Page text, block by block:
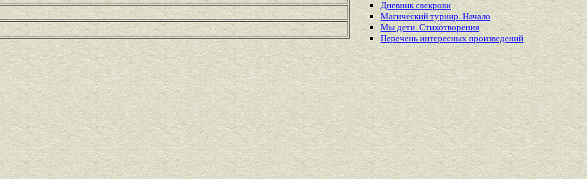
Дневник свекрови
Магический турнир. Начало
Мы дети. Стихотворения
Перечень интересныхпроизведений